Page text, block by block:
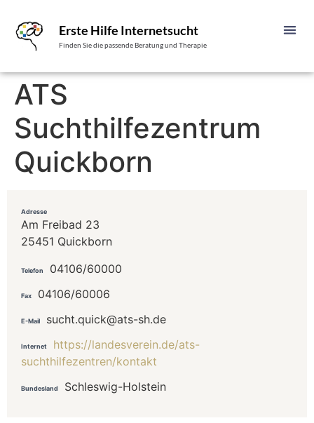
Erste Hilfe Internetsucht
Finden Sie die passende Beratung und Therapie
ATS
Suchthilfezentrum
Quickborn
Adresse
Am Freibad 23
25451 Quickborn
Telefon 04106/60000
Fax 04106/60006
E-Mail sucht.quick@ats-sh.de
Internet
https://landesverein.de/ats-
suchthilfezentren/kontakt
Bundesland Schleswig-Holstein